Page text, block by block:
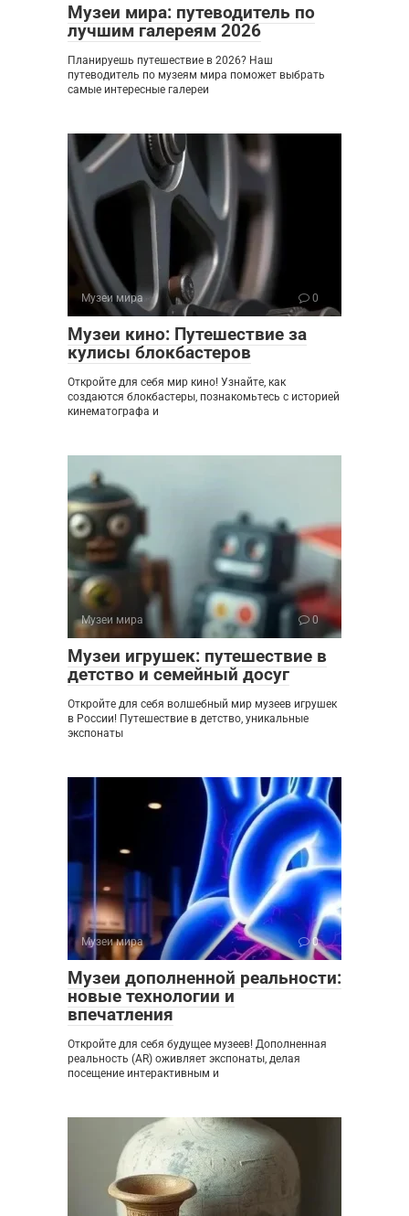
Музеи мира: путеводитель по
лучшим галереям 2026
Планируешь путешествие в 2026? Наш
путеводитель по музеям мира поможет выбрать
самые интересные галереи
Музеи мира 0
Музеи кино: Путешествие за
кулисы блокбастеров
Откройте для себя мир кино! Узнайте, как
создаются блокбастеры, познакомьтесь с историей
кинематографа и
Музеи мира 0
Музеи игрушек: путешествие в
детство и семейный досуг
Откройте для себя волшебный мир музеев игрушек
в России! Путешествие в детство, уникальные
экспонаты
Музеи мира 0
Музеи дополненной реальности:
новые технологии и
впечатления
Откройте для себя будущее музеев! Дополненная
реальность (AR) оживляет экспонаты, делая
посещение интерактивным и